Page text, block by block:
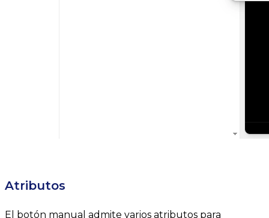
Atributos
El botón manual admite varios atributos para